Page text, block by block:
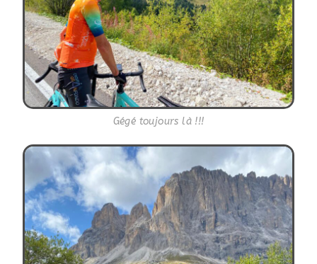
Gégé toujours là !!!